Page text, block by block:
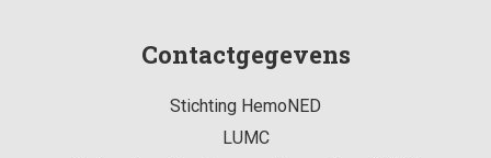
Contactgegevens
Stichting HemoNED
LUMC